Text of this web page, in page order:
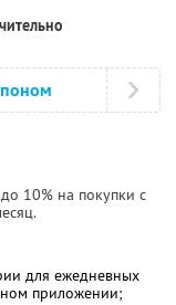
10% на покупки с
для ежедневных
приложении;